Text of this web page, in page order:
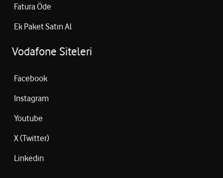
Fatura Öde
Ek Paket Satın Al
Vodafone Siteleri
Facebook
Instagram
Youtube
X (Twitter)
Linkedin